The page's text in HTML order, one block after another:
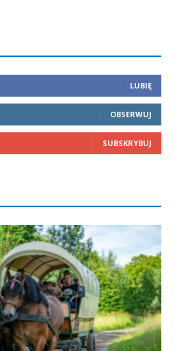
LUBIĘ
OBSERWUJ
SUBSKRYBUJ